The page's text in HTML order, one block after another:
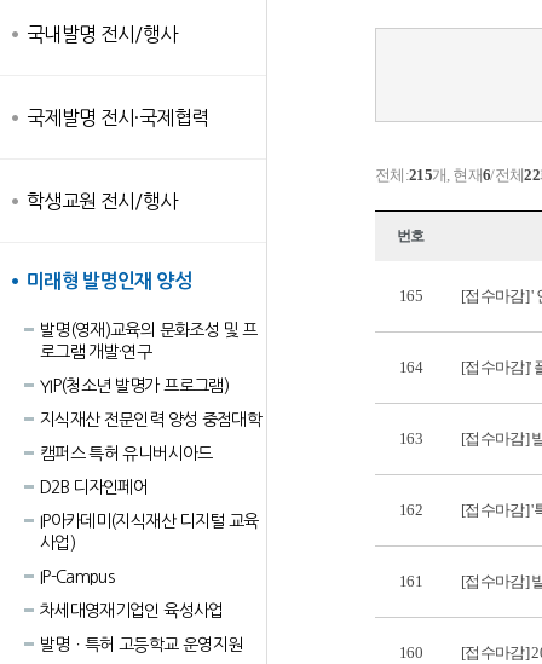
국내발명 전시/행사
국제발명 전시·국제협력
학생교원 전시/행사
미래형 발명인재 양성
발명(영재)교육의 문화조성 및 프
로그램 개발·연구
YIP(청소년 발명가 프로그램)
지식재산 전문인력 양성 중점대학
캠퍼스 특허 유니버시아드
D2B 디자인페어
IP아카데미(지식재산 디지털 교육
사업)
IP-Campus
차세대영재기업인 육성사업
발명ㆍ특허 고등학교 운영지원
전체:215개, 현재6/전체22
번호
165 [접수마감] '
164 [접수마감]'
163 [접수마감]
162 [접수마감] '
161 [접수마감]
160 [접수마감]